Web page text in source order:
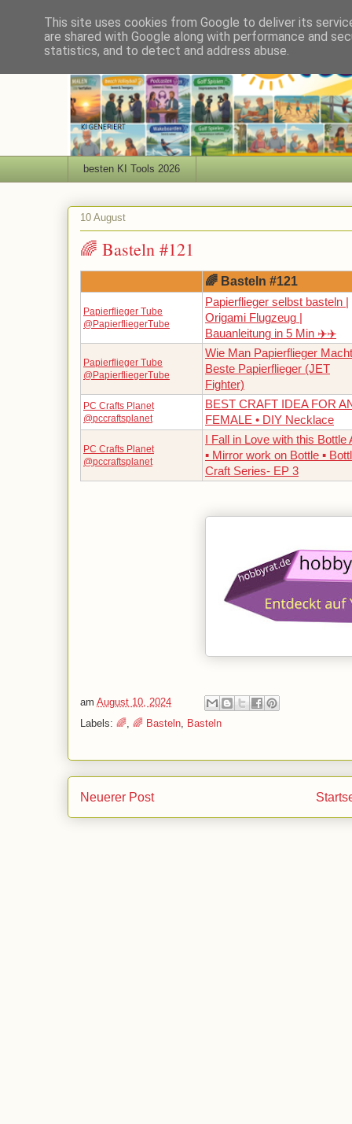
besten KI Tools 2026
10 August
🌈 Basteln #121
🌈 Basteln #121
Papierflieger Tube
@PapierfliegerTube
Papierflieger selbst basteln |
Origami Flugzeug |
Bauanleitung in 5 Min ✈️✈️
Papierflieger Tube
@PapierfliegerTube
Wie Man Papierflieger
Beste Papierflieger (JET
Fighter)
PC Crafts Planet
@pccraftsplanet
BEST CRAFT IDEA FOR
FEMALE • DIY Necklace
PC Crafts Planet
@pccraftsplanet
I Fall in Love with this Bottle
▪︎ Mirror work on Bottle ▪︎
Craft Series- EP 3
am August 10, 2024
Labels: 🌈 🌈 Basteln Basteln
Neuerer Post
This site uses cookies from Google to deliver its
are shared with Google along with performance and
statistics, and to detect and address abuse.